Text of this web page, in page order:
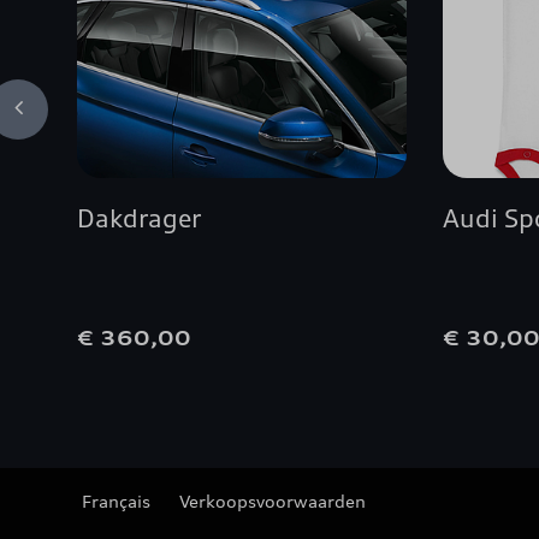
Dakdrager
€ 360,00
Audi
€ 30,00
Français Verkoopsvoorwaarden